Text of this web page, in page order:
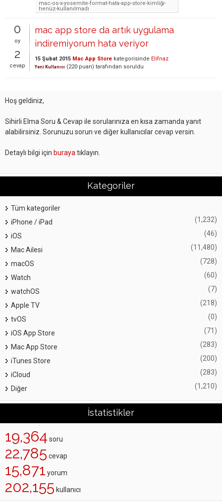
mac-os-x-yosemite-format-hata-app-store-kimliği-
henüz-kullanılmadı
0
oy
2
cevap
mac app store da artık uygulama
indiremiyorum hata veriyor
15 Şubat 2015 Mac App Store kategorisinde Elifnaz
Yeni Kullanıcı (220 puan) tarafından soruldu
Hoş geldiniz,
Sihirli Elma Soru & Cevap ile sorularınıza en kısa zamanda yanıt
alabilirsiniz. Sorunuzu sorun ve diğer kullanıcılar cevap versin.
Detaylı bilgi için buraya tıklayın.
Kategoriler
Tüm kategoriler
iPhone / iPad
(1,232)
iOS (46)
Mac Ailesi (11,480)
macOS (728)
Watch (60)
watchOS (7)
Apple TV (218)
tvOS (0)
iOS App Store (71)
Mac App Store (283)
iTunes Store (200)
iCloud (283)
Diğer (1,210)
İstatistikler
19,364 soru
22,785 cevap
15,871 yorum
202,155 kullanıcı